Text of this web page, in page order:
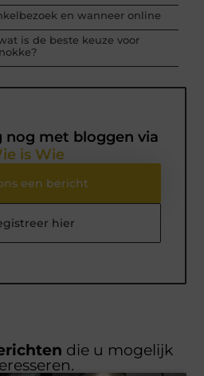
en wanneer online
is de beste keuze voor
nog met bloggen via
is Wie
een bericht
hier
die u mogelijk